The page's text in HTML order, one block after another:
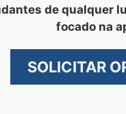
de qualquer
focado na
SOLICITAR